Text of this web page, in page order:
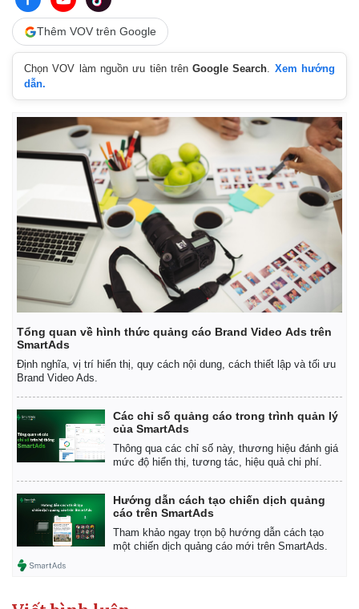
Thế giới
Quan sát
Cuộc sống đó đây
Hồ sơ
Ảnh
E-Magazine
Thêm VOV trên Google
Chọn VOV làm nguồn ưu tiên trênGoogle Search. Xem hướng
dẫn.
Tổng quan về hình thức quảng cáo Brand Video Ads trên
SmartAds
Định nghĩa, vị trí hiển thị, quy cách nội dung, cách thiết lập và tối ưu
Brand Video Ads.
Các chỉ số quảng cáo trong trình quản lý
của SmartAds
Thông qua các chỉ số này, thương hiệu đánh giá
mức độ hiển thị, tương tác, hiệu quả chi phí.
Hướng dẫn cách tạo chiến dịch quảng
cáo trên SmartAds
Tham khảo ngay trọn bộ hướng dẫn cách tạo
một chiến dịch quảng cáo mới trên SmartAds.